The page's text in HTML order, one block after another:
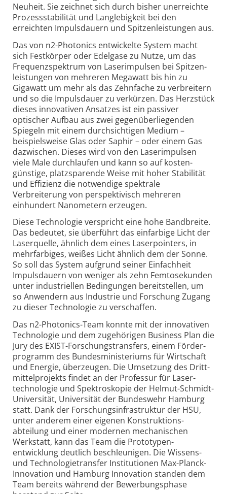
Neuheit. Sie zeichnet sich durch bisher unerreichte
Prozess­stabilität und Lang­lebig­keit bei den
erreichten Impuls­dauern und Spitzen­leistungen aus.
Das von n2-Photonics entwickelte System macht
sich Festkörper oder Edelgase zu Nutze, um das
Frequenz­spektrum von Laser­impulsen bei Spitzen­
leistungen von mehreren Megawatt bis hin zu
Gigawatt um mehr als das Zehnfache zu verbreitern
und so die Impuls­dauer zu verkürzen. Das Herzstück
dieses inno­vativen Ansatzes ist ein passiver
optischer Aufbau aus zwei gegen­über­liegenden
Spiegeln mit einem durch­sichtigen Medium –
beispiels­weise Glas oder Saphir – oder einem Gas
dazwischen. Dieses wird von den Laser­impulsen
viele Male durch­laufen und kann so auf kosten­
günstige, platz­sparende Weise mit hoher Stabilität
und Effizienz die notwendige spektrale
Verbreiterung von perspek­tivisch mehreren
einhundert Nanometern erzeugen.
Diese Technologie verspricht eine hohe Band­breite.
Das bedeutet, sie überführt das einfarbige Licht der
Laser­quelle, ähnlich dem eines Laser­pointers, in
mehr­farbiges, weißes Licht ähnlich dem der Sonne.
So soll das System aufgrund seiner Einfachheit
Impuls­dauern von weniger als zehn Femto­sekunden
unter industriellen Bedingungen bereit­stellen, um
so Anwendern aus Industrie und Forschung Zugang
zu dieser Techno­logie zu verschaffen.
Das n2-Photonics-Team konnte mit der inno­vativen
Techno­logie und dem zugehörigen Business Plan die
Jury des EXIST-Forschungs­transfers, einem Förder­
programm des Bundes­ministeriums für Wirtschaft
und Energie, überzeugen. Die Umsetzung des Dritt­
mittel­projekts findet an der Professur für Laser­
techno­logie und Spektro­skopie der Helmut-Schmidt-
Universität, Universität der Bundeswehr Hamburg
statt. Dank der Forschungs­infra­struktur der HSU,
unter anderem einer eigenen Konstruktions­
abteilung und einer modernen mechanischen
Werkstatt, kann das Team die Proto­typen­
entwicklung deutlich beschleunigen. Die Wissens-
und Technologie­transfer Institutionen Max-Planck-
Innovation und Hamburg Innovation standen dem
Team bereits während der Bewerbungs­phase